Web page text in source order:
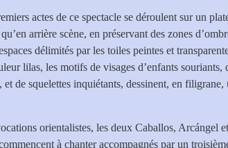
actes de ce spectacle se déroulent sur un
arrière scène, en préservant des zones
délimités par les toiles peintes et
lilas, les motifs de visages d’enfants
et de squelettes inquiétants, dessinent, en
orientalistes, les deux Caballos, Arcángel
à chanter accompagnés par un